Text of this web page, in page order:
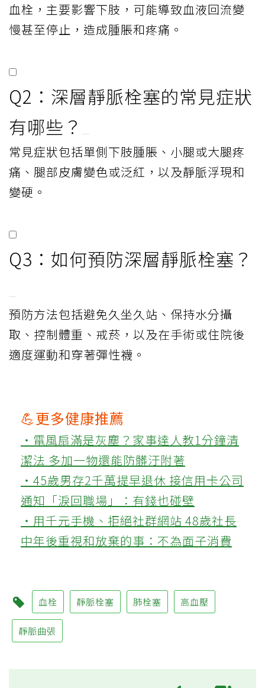
血栓，主要影響下肢，可能導致血液回流變
慢甚至停止，造成腫脹和疼痛。
Q2：深層靜脈栓塞的常見症狀
有哪些？
常見症狀包括單側下肢腫脹、小腿或大腿疼
痛、腿部皮膚變色或泛紅，以及靜脈浮現和
變硬。
Q3：如何預防深層靜脈栓塞？
預防方法包括避免久坐久站、保持水分攝
取、控制體重、戒菸，以及在手術或住院後
適度運動和穿著彈性襪。
💪更多健康推薦
‧電風扇滿是灰塵？家事達人教1分鐘清
潔法 多加一物還能防髒汙附著
‧45歲男存2千萬提早退休 接信用卡公司
通知「淚回職場」：有錢也碰壁
‧用千元手機、拒絕社群網站 48歲社長
中年後重視和放棄的事：不為面子消費
血栓 靜脈栓塞 肺栓塞 高血壓
靜脈曲張